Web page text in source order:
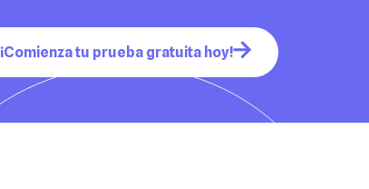
¡Comienza tu prueba gratuita hoy!